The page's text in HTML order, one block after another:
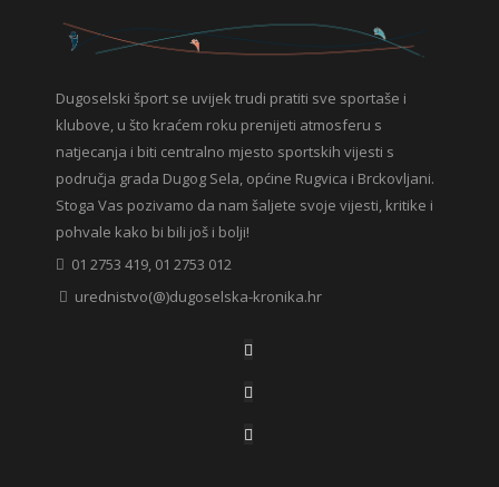
Dugoselski šport se uvijek trudi pratiti sve sportaše i
klubove, u što kraćem roku prenijeti atmosferu s
natjecanja i biti centralno mjesto sportskih vijesti s
područja grada Dugog Sela, općine Rugvica i Brckovljani.
Stoga Vas pozivamo da nam šaljete svoje vijesti, kritike i
pohvale kako bi bili još i bolji!
01 2753 419, 01 2753 012
urednistvo(@)dugoselska-kronika.hr